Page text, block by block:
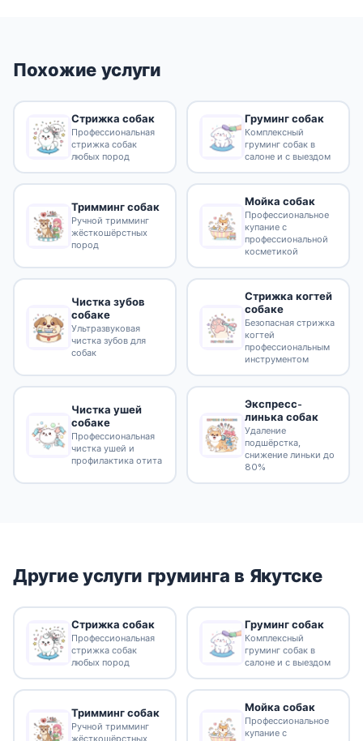
Похожие услуги
Стрижка собак
Профессиональная
стрижка собак
любых пород
Груминг собак
Комплексный
груминг собак в
салоне и с выездом
Тримминг собак
Ручной тримминг
жёсткошёрстных
пород
Мойка собак
Профессиональное
купание с
профессиональной
косметикой
Чистка зубов
собаке
Ультразвуковая
чистка зубов для
собак
Стрижка когтей
собаке
Безопасная стрижка
когтей
профессиональным
инструментом
Чистка ушей
собаке
Профессиональная
чистка ушей и
профилактика отита
Экспресс-
линька собак
Удаление
подшёрстка,
снижение линьки до
80%
Другие услуги груминга в Якутске
Стрижка собак
Профессиональная
стрижка собак
любых пород
Груминг собак
Комплексный
груминг собак в
салоне и с выездом
Тримминг собак
Ручной тримминг
жёсткошёрстных
Мойка собак
Профессиональное
купание с